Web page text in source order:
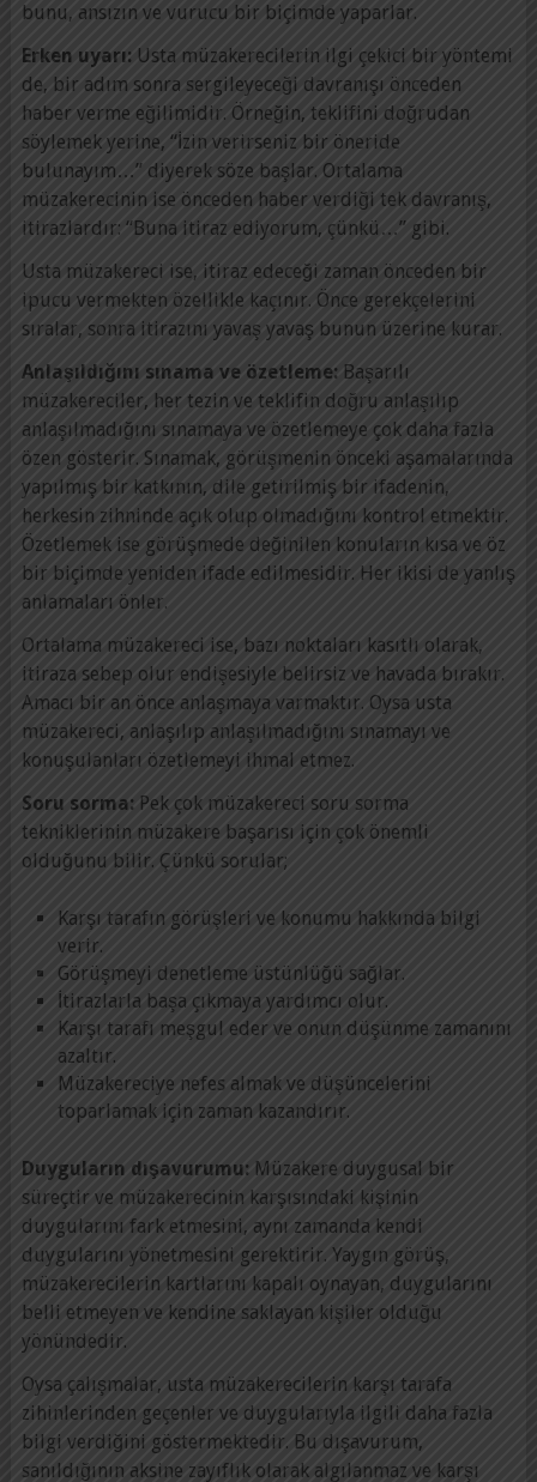
bunu, ansızın ve vurucu bir biçimde yaparlar.
Erken uyarı: Usta müzakerecilerin ilgi çekici bir yöntemi
de, bir adım sonra sergileyeceği davranışı önceden
haber verme eğilimidir. Örneğin, teklifini doğrudan
söylemek yerine, “İzin verirseniz bir öneride
bulunayım…” diyerek söze başlar. Ortalama
müzakerecinin ise önceden haber verdiği tek davranış,
itirazlardır: “Buna itiraz ediyorum, çünkü…” gibi.
Usta müzakereci ise, itiraz edeceği zaman önceden bir
ipucu vermekten özellikle kaçınır. Önce gerekçelerini
sıralar, sonra itirazını yavaş yavaş bunun üzerine kurar.
Anlaşıldığını sınama ve özetleme: Başarılı
müzakereciler, her tezin ve teklifin doğru anlaşılıp
anlaşılmadığını sınamaya ve özetlemeye çok daha fazla
özen gösterir. Sınamak, görüşmenin önceki aşamalarında
yapılmış bir katkının, dile getirilmiş bir ifadenin,
herkesin zihninde açık olup olmadığını kontrol etmektir.
Özetlemek ise görüşmede değinilen konuların kısa ve öz
bir biçimde yeniden ifade edilmesidir. Her ikisi de yanlış
anlamaları önler.
Ortalama müzakereci ise, bazı noktaları kasıtlı olarak,
itiraza sebep olur endişesiyle belirsiz ve havada bırakır.
Amacı bir an önce anlaşmaya varmaktır. Oysa usta
müzakereci, anlaşılıp anlaşılmadığını sınamayı ve
konuşulanları özetlemeyi ihmal etmez.
Soru sorma: Pek çok müzakereci soru sorma
tekniklerinin müzakere başarısı için çok önemli
olduğunu bilir. Çünkü sorular;
Karşı tarafın görüşleri ve konumu hakkında bilgi
verir.
Görüşmeyi denetleme üstünlüğü sağlar.
İtirazlarla başa çıkmaya yardımcı olur.
Karşı tarafı meşgul eder ve onun düşünme zamanını
azaltır.
Müzakereciye nefes almak ve düşüncelerini
toparlamak için zaman kazandırır.
Duyguların dışavurumu:Müzakere duygusal bir
süreçtir ve müzakerecinin karşısındaki kişinin
duygularını fark etmesini, aynı zamanda kendi
duygularını yönetmesini gerektirir. Yaygın görüş,
müzakerecilerin kartlarını kapalı oynayan, duygularını
belli etmeyen ve kendine saklayan kişiler olduğu
yönündedir.
Oysa çalışmalar, usta müzakerecilerin karşı tarafa
zihinlerinden geçenler ve duygularıyla ilgili daha fazla
bilgi verdiğini göstermektedir. Bu dışavurum,
sanıldığının aksine zayıflık olarak algılanmaz ve karşı